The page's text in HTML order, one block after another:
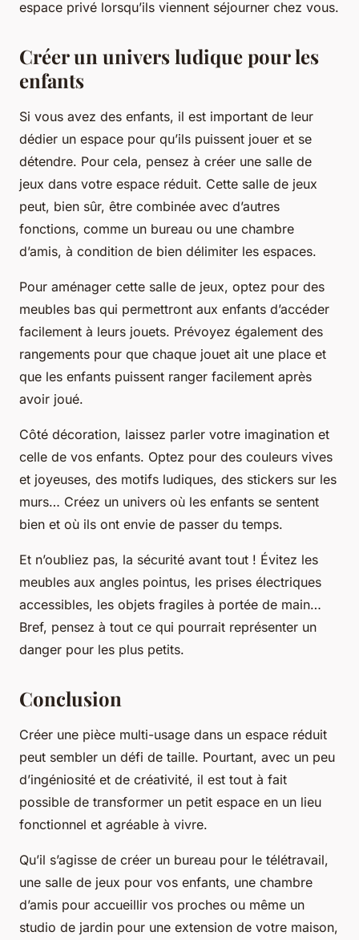
espace privé lorsqu’ils viennent séjourner chez vous.
Créer un univers ludique pour les
enfants
Si vous avez des enfants, il est important de leur
dédier un espace pour qu’ils puissent jouer et se
détendre. Pour cela, pensez à créer une salle de
jeux dans votre espace réduit. Cette salle de jeux
peut, bien sûr, être combinée avec d’autres
fonctions, comme un bureau ou une chambre
d’amis, à condition de bien délimiter les espaces.
Pour aménager cette salle de jeux, optez pour des
meubles bas qui permettront aux enfants d’accéder
facilement à leurs jouets. Prévoyez également des
rangements pour que chaque jouet ait une place et
que les enfants puissent ranger facilement après
avoir joué.
Côté décoration, laissez parler votre imagination et
celle de vos enfants. Optez pour des couleurs vives
et joyeuses, des motifs ludiques, des stickers sur les
murs… Créez un univers où les enfants se sentent
bien et où ils ont envie de passer du temps.
Et n’oubliez pas, la sécurité avant tout ! Évitez les
meubles aux angles pointus, les prises électriques
accessibles, les objets fragiles à portée de main…
Bref, pensez à tout ce qui pourrait représenter un
danger pour les plus petits.
Conclusion
Créer une pièce multi-usage dans un espace réduit
peut sembler un défi de taille. Pourtant, avec un peu
d’ingéniosité et de créativité, il est tout à fait
possible de transformer un petit espace en un lieu
fonctionnel et agréable à vivre.
Qu’il s’agisse de créer un bureau pour le télétravail,
une salle de jeux pour vos enfants, une chambre
d’amis pour accueillir vos proches ou même un
studio de jardin pour une extension de votre maison,